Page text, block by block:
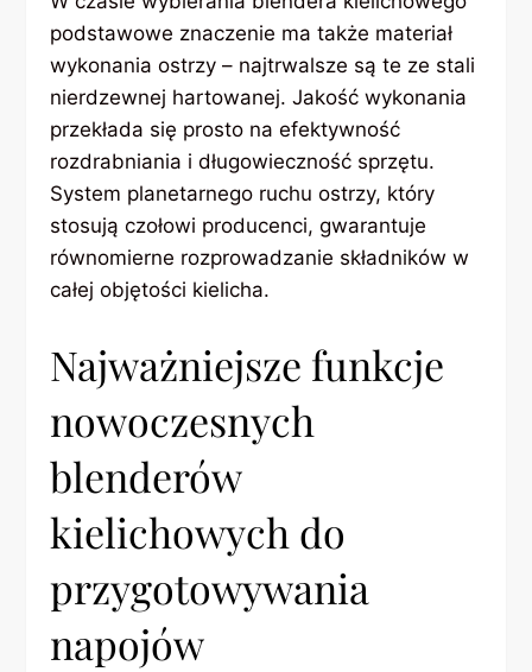
podstawowe znaczenie ma także materiał
wykonania ostrzy – najtrwalsze są te ze stali
nierdzewnej hartowanej. Jakość wykonania
przekłada się prosto na efektywność
rozdrabniania i długowieczność sprzętu.
System planetarnego ruchu ostrzy, który
stosują czołowi producenci, gwarantuje
równomierne rozprowadzanie składników w
całej objętości kielicha.
Najważniejsze funkcje
nowoczesnych
blenderów
kielichowych do
przygotowywania
napojów